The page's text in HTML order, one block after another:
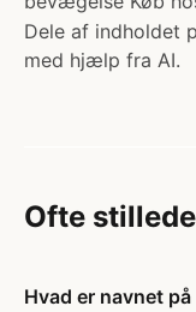
Dele af indholdet
med hjælp fra AI.
Ofte
Hvad er navnet